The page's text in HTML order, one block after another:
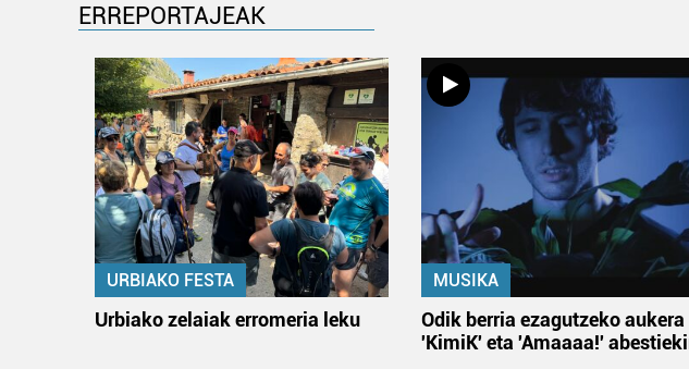
ERREPORTAJEAK
URBIAKO FESTA
Urbiako zelaiak erromeria leku
MUSIKA
Odik berria ezagutzeko aukera
'KimiK' eta 'Amaaaa!'